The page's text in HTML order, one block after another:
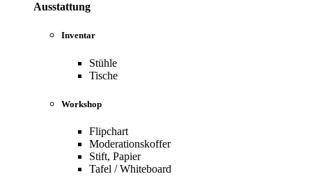
Ausstattung
Inventar
Stühle
Tische
Workshop
Flipchart
Moderationskoffer
Stift, Papier
Tafel / Whiteboard